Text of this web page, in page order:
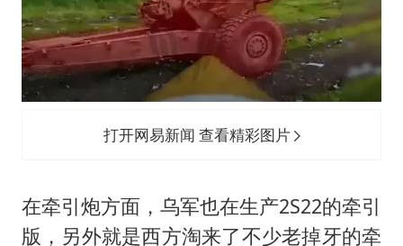
打开网易新闻 查看精彩图片
在牵引炮方面，乌军也在生产2S22的牵引
版，另外就是西方淘来了不少老掉牙的牵